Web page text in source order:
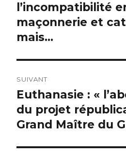
l’article
précédent :
l’incompatibilité
maçonnerie et
mais…
SUIVANT
Article
suivant :
Euthanasie : «
du projet
Grand Maître du